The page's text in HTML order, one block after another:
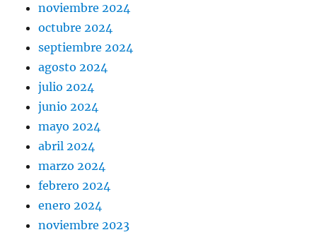
noviembre 2024
octubre 2024
septiembre 2024
agosto 2024
julio 2024
junio 2024
mayo 2024
abril 2024
marzo 2024
febrero 2024
enero 2024
noviembre 2023